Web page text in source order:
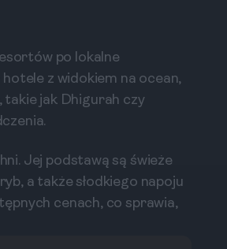
po lokalne
z widokiem na ocean,
takie jak Dhigurah czy
Jej podstawą są świeże
a także słodkiego napoju
cenach, co sprawia,